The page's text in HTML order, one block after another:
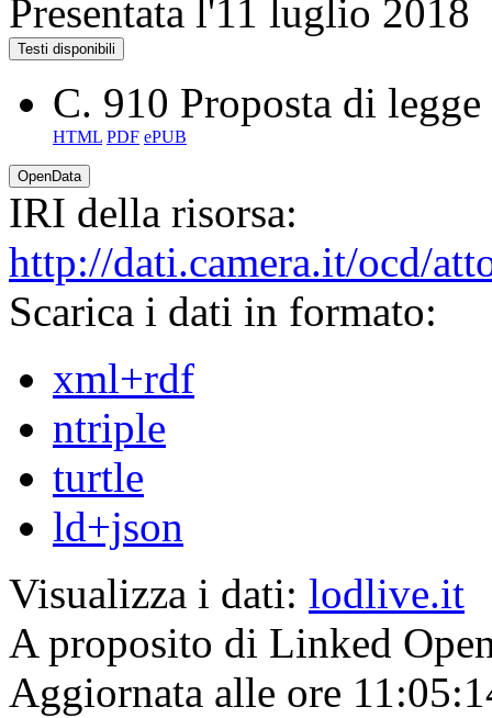
Presentata l'11 luglio 2018
Testi disponibili
C. 910 Proposta di legge
HTML PDF ePUB
OpenData
IRI della risorsa:
http://dati.camera.it/ocd/
Scarica i dati in formato:
xml+rdf
ntriple
turtle
ld+json
Visualizza i dati: lodlive.it
A proposito di Linked
Aggiornata alle ore